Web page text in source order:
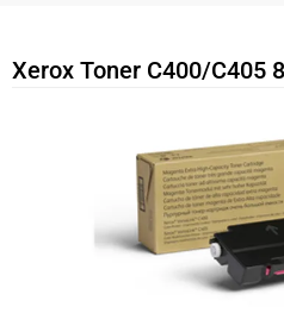
Xerox Toner C400/C405